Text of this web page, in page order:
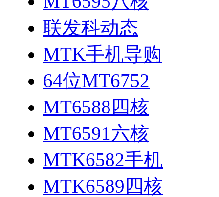
联发科动态
MTK手机导购
64位MT6752
MT6588四核
MT6591六核
MTK6582手机
MTK6589四核